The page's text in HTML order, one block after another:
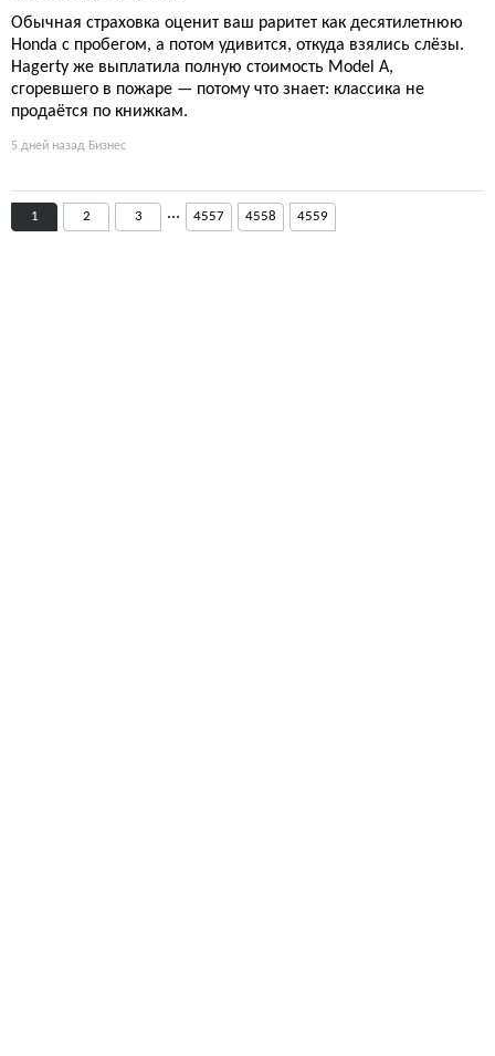
Обычная страховка оценит ваш раритет как десятилетнюю
Honda с пробегом, а потом удивится, откуда взялись слёзы.
Hagerty же выплатила полную стоимость Model A,
сгоревшего в пожаре — потому что знает: классика не
продаётся по книжкам.
5 дней назад Бизнес
1 2 3 ... 4557 4558 4559